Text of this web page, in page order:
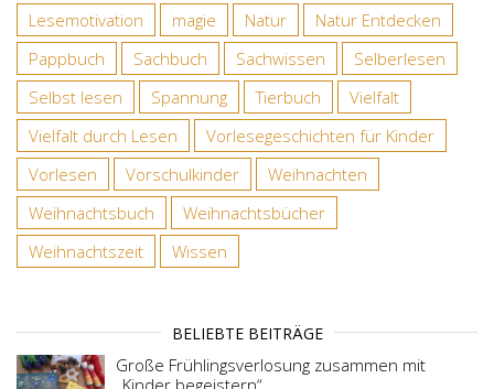
Lesemotivation
magie Natur
Natur Entdecken
Pappbuch
Sachbuch Sachwissen
Selberlesen
Selbst lesen
Spannung Tierbuch
Vielfalt
Vielfalt durch Lesen
Vorlesegeschichten für Kinder
Vorlesen
Vorschulkinder
Weihnachten
Weihnachtsbuch
Weihnachtsbücher
Weihnachtszeit
Wissen
BELIEBTE BEITRÄGE
Große Frühlingsverlosung zusammen mit
„Kinder begeistern“